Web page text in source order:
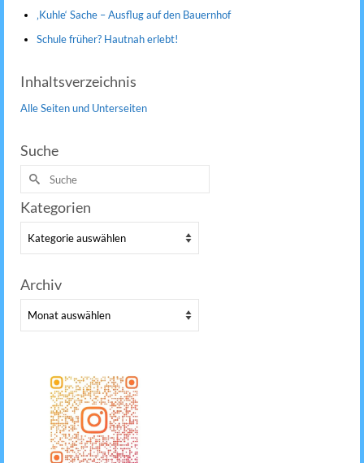
‚Kuhle‘ Sache – Ausflug auf den Bauernhof
Schule früher? Hautnah erlebt!
Inhaltsverzeichnis
Alle Seiten und Unterseiten
Suche
Suche
nach:
Kategorien
Kategorien
Archiv
Archiv